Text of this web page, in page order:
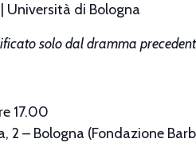
Università di Bologna
solo daldramma
17.00
2 – Bologna (Fondazione